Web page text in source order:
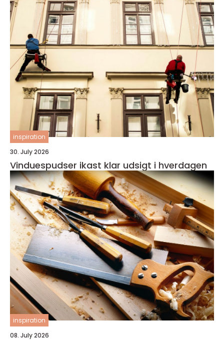
inspiration
30. July 2026
Vinduespudser ikast klar udsigt i hverdagen
inspiration
08. July 2026